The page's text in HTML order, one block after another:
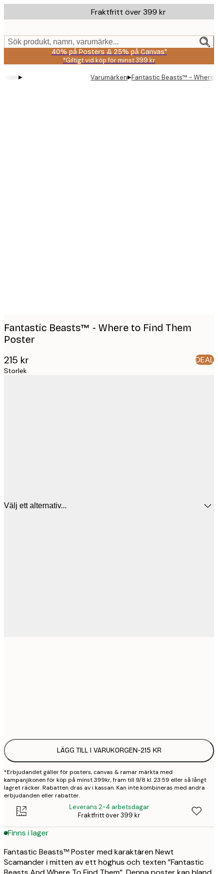
to
content.
Fraktfritt över 399 kr
Sök produkt, namn, varumärke...
40% på Posters & 25% på Canvas*
*Giltigt vid köp för minst 399 kr
▸ Varumärken▸Fantastic Beasts™ - Where
Fantastic Beasts™ - Where to Find Them
Poster
215 kr DEAL
Storlek
Välj ett alternativ...
LÄGG TILL I VARUKORGEN-215 KR
*Erbjudandet gäller för posters, canvas & ramar märkta med
kampanjikonen för köp på minst 399kr, fram till 9/8 kl. 23:59 eller så långt
lagret räcker. Rabatten dras av i kassan. Kan inte kombineras med andra
erbjudanden eller rabatter.
Leverans 2-4 arbetsdagar
Fraktfritt över 399 kr
Finns i lager
Fantastic Beasts™ Poster med karaktären Newt
Scamander i mitten av ett höghus och texten ”Fantastic